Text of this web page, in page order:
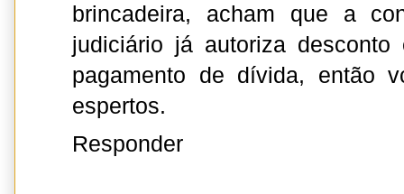
brincadeira, acham que a
judiciário já autoriza desconto
pagamento de dívida, então
espertos.
Responder